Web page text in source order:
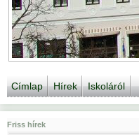
Címlap Hírek Iskoláról
Friss hírek